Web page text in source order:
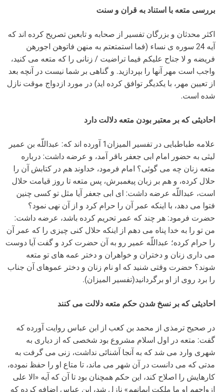
بررسی متعه با استناد به قران و سنت
اکثر محدثان و بزرگان تفسیر از صحابه و تابعین تصریح کرده اند که
آیه 24 سوره ی نساء (فما استمتعتم به منهن فاتوهن اجورهن
فریضه و لا جناح علیکم فیما تراضیت / زنانی را که متعه می کنید،
واجب است مهر آنها را بپردازید. و گناهی بر شما نیست در آنچه بعد
از تعیین مهر، با یکدیگر توافق کرده اید) در مورد ازدواج موقت نازل
شده است.
احادیثی که بر معتبر بودن متعه دلالت دارد
علامه طباطبایی در تفسیر المیزان1 آورده اند که: عبداللّه بن عمیر
لیثى به حضور امام ابى جعفر باقر آمد، و عرضه داشت: درباره
متعه زنان چه مى گوئى؟ امام فرمود، خداوند هم در کتابش آن را
حلال کرده، و هم بر زبان پیغمبرش، پس متعه تا روز قیامت حلال
است، عبداللّه عرضه داشت: اى ابى جعفر آیا مثل تو کسى چنین
فتوا مى دهد، با اینکه عمر آن را حرام کرد و از آن نهى نمود؟
حضرت فرمود: هر چند که عمر تحریم کرده باشد، عرضه داشت:
من تو را به خدا پناه مى دهم از اینکه حلال کنى چیزى را که عمر آن
را حرام کرده؛ عبداللّه عمیر رو به آن حضرت کرد و گفت آیا دوست
مى دارى زنان و دختران و خواهران و دختر عمه هاى تو متعه
شوند؟ حضرت وقتى شنید که او نام زنان و دختر عموهاى آن جناب
را برد روى از او برگردانید(تفسیر المیزان).
احادیثی که بر نسخ شدن حکم متعه دلالت مى کنند
در صحیح ترمذى از محمد بن کعب از ابن عباس روایت آورده که
گفت: متعه در اول اسلام مشروع بود شخصى که از دیارى به
شهرى وارد مى شد که به آنجا آشنائى نداشت، زنى مى گرفت به
مدتى که مى دانست در آن شهر مى ماند، تا متاع او را حفظ نموده،
کارهایش را اصلاح کند، این حکم همچنان بود تا آن که آیه «الا على
ازواجهم او ما ملکت ایمانهم» نازل شد، ابن عباس اضافه کرده که